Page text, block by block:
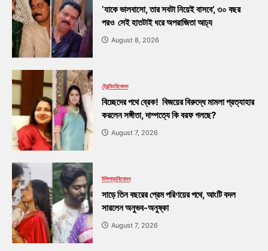
‘যাকে ভালবাসো, তার সবটা নিয়েই বাসবে’, ৩০ বছর
পরও সেই হাতটাই ধরে অপরাজিতা আঢ্য
August 8, 2026
ট্রেন্ডিংবিনোদন
বিচ্ছেদের পথে ব্রেক! বিজয়ের বিরুদ্ধে মামলা প্রত্যাহার
করলেন সঙ্গীতা, দাম্পত্যে কি বরফ গলছে?
August 7, 2026
টলিপাড়াবিনোদন
সাড়ে তিন বছরের প্রেম পরিণয়ের পথে, আংটি বদল
সারলেন অনুভব-অনুষ্কা
August 7, 2026